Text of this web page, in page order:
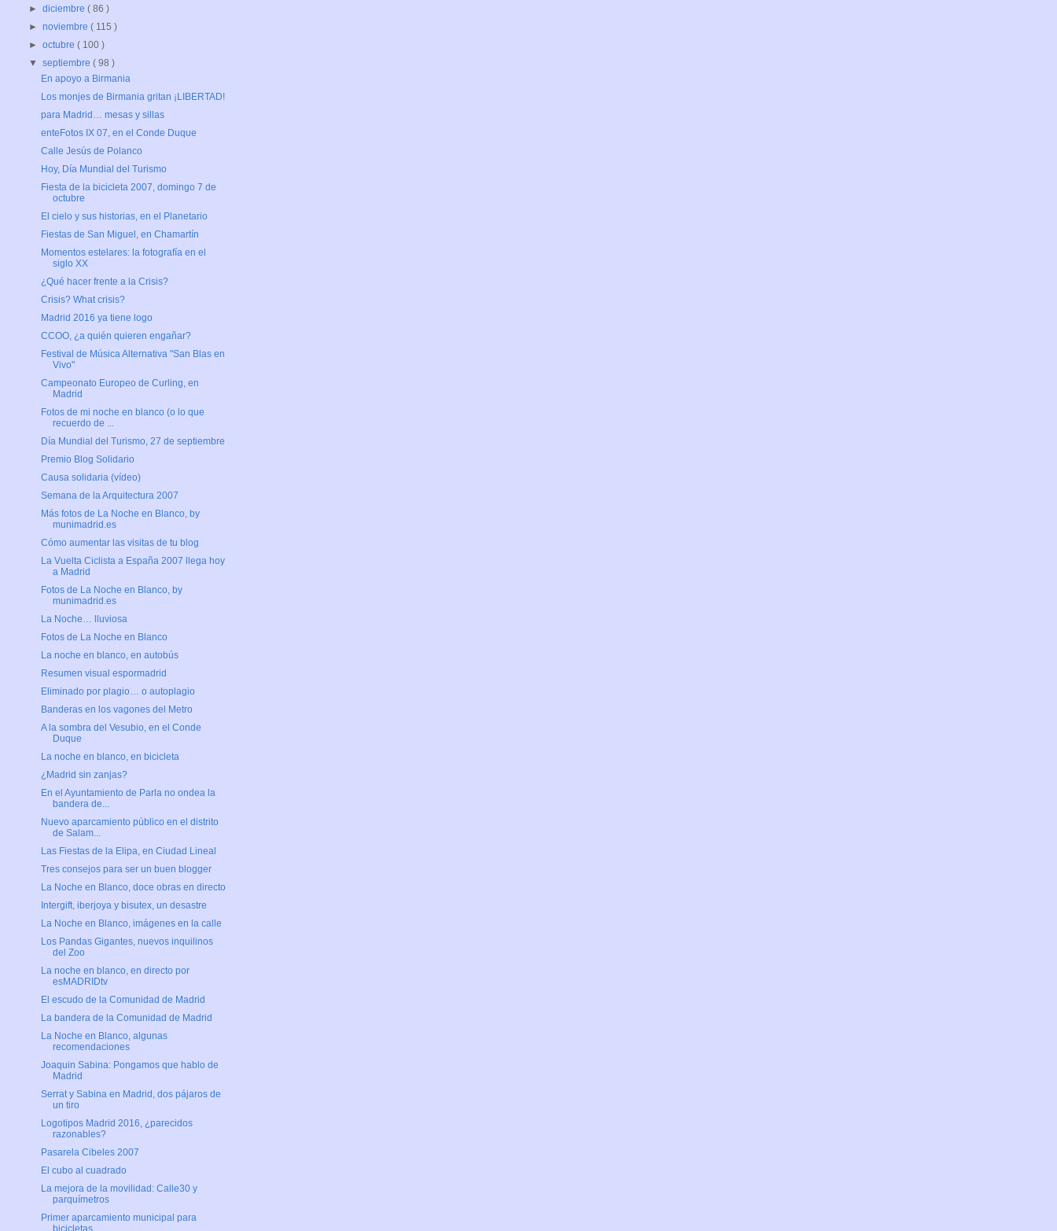
►diciembre( 86 )
►noviembre( 115 )
►octubre( 100 )
▼septiembre( 98 )
En apoyo a Birmania
Los monjes de Birmania gritan ¡LIBERTAD!
para Madrid… mesas y sillas
enteFotos IX 07, en el Conde Duque
Calle Jesús de Polanco
Hoy, Día Mundial del Turismo
Fiesta de la bicicleta 2007, domingo 7 de
octubre
El cielo y sus historias, en el Planetario
Fiestas de San Miguel, en Chamartín
Momentos estelares: la fotografía en el
siglo XX
¿Qué hacer frente a la Crisis?
Crisis? What crisis?
Madrid 2016 ya tiene logo
CCOO, ¿a quién quieren engañar?
Festival de Música Alternativa "San Blas en
Vivo"
Campeonato Europeo de Curling, en
Madrid
Fotos de mi noche en blanco (o lo que
recuerdo de ...
Día Mundial del Turismo, 27 de septiembre
Premio Blog Solidario
Causa solidaria (vídeo)
Semana de la Arquitectura 2007
Más fotos de La Noche en Blanco, by
munimadrid.es
Cómo aumentar las visitas de tu blog
La Vuelta Ciclista a España 2007 llega hoy
a Madrid
Fotos de La Noche en Blanco, by
munimadrid.es
La Noche… lluviosa
Fotos de La Noche en Blanco
La noche en blanco, en autobús
Resumen visual espormadrid
Eliminado por plagio… o autoplagio
Banderas en los vagones del Metro
A la sombra del Vesubio, en el Conde
Duque
La noche en blanco, en bicicleta
¿Madrid sin zanjas?
En el Ayuntamiento de Parla no ondea la
bandera de...
Nuevo aparcamiento público en el distrito
de Salam...
Las Fiestas de la Elipa, en Ciudad Lineal
Tres consejos para ser un buen blogger
La Noche en Blanco, doce obras en directo
Intergift, iberjoya y bisutex, un desastre
La Noche en Blanco, imágenes en la calle
Los Pandas Gigantes, nuevos inquilinos
del Zoo
La noche en blanco, en directo por
esMADRIDtv
El escudo de la Comunidad de Madrid
La bandera de la Comunidad de Madrid
La Noche en Blanco, algunas
recomendaciones
Joaquin Sabina: Pongamos que hablo de
Madrid
Serrat y Sabina en Madrid, dos pájaros de
un tiro
Logotipos Madrid 2016, ¿parecidos
razonables?
Pasarela Cibeles 2007
El cubo al cuadrado
La mejora de la movilidad: Calle30 y
parquímetros
Primer aparcamiento municipal para